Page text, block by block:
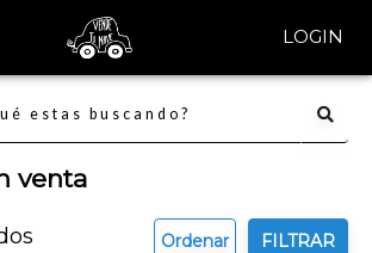
LOGIN
venta
FILTRAR
Ordenar